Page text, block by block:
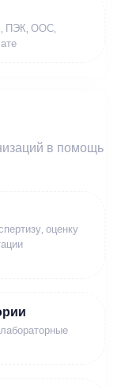
ПЭК, ООС,
в помощь
оценку